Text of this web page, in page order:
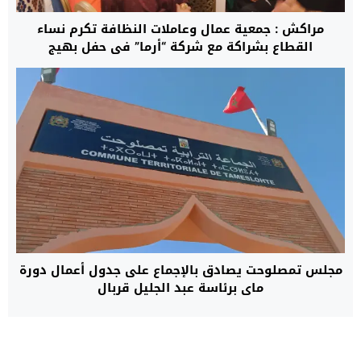
مراكش : جمعية عمال وعاملات النظافة تكرم نساء
القطاع بشراكة مع شركة “أرما” في حفل بهيج
مجلس تمصلوحت يصادق بالإجماع على جدول أعمال دورة
ماي برئاسة عبد الجليل قربال